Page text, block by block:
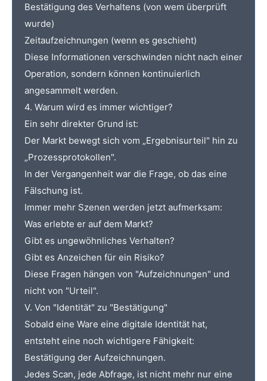
Bestätigung des Verhaltens (von wem überprüft
wurde)
Zeitaufzeichnungen (wenn es geschieht)
Diese Informationen verschwinden nicht nach einer
Operation, sondern können kontinuierlich
angesammelt werden.
4. Warum wird es immer wichtiger?
Ein sehr direkter Grund ist:
Der Markt bewegt sich vom „Ergebnisurteil" hin zu
„Prozessprotokollen".
In der Vergangenheit war die Frage, ob das eine
Fälschung ist.
Immer mehr Szenen werden jetzt aufmerksam:
Was erlebte er auf dem Markt?
Gibt es ungewöhnliches Verhalten?
Gibt es Anzeichen für ein Risiko?
Diese Fragen hängen von "Aufzeichnungen" und
nicht von "Urteil".
V. Von "Identität" zu "Bestätigung"
Sobald eine Ware eine digitale Identität hat,
entsteht eine noch wichtigere Fähigkeit:
Bestätigung der Aufzeichnungen.
Jedes Scan, jede Abfrage, ist nicht mehr nur eine